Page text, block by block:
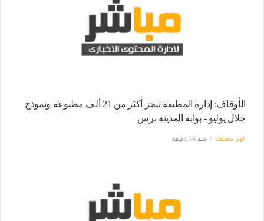
الأوقاف: إدارة المطبعة تنجز أكثر من 21 ألف مطبوعة ونموذج
خلال يوليو - بوابة المدينة برس
غير مصنف منذ 14 دقيقة